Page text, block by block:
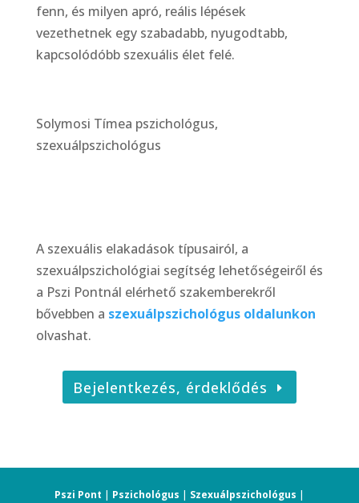
fenn, és milyen apró, reális lépések
vezethetnek egy szabadabb, nyugodtabb,
kapcsolódóbb szexuális élet felé.
Solymosi Tímea pszichológus,
szexuálpszichológus
A szexuális elakadások típusairól, a
szexuálpszichológiai segítség lehetőségeiről és
a Pszi Pontnál elérhető szakemberekről
bővebben a szexuálpszichológus oldalunkon
olvashat.
Bejelentkezés, érdeklődés
Pszi Pont | Pszichológus | Szexuálpszichológus |